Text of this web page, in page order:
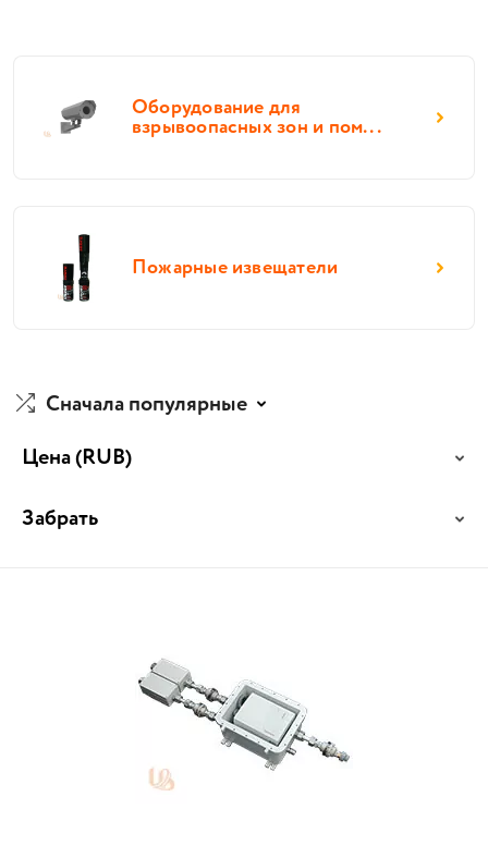
Оборудование для
взрывоопасных зон и пом...
Пожарные извещатели
Сначала популярные
Цена(RUB)
Забрать